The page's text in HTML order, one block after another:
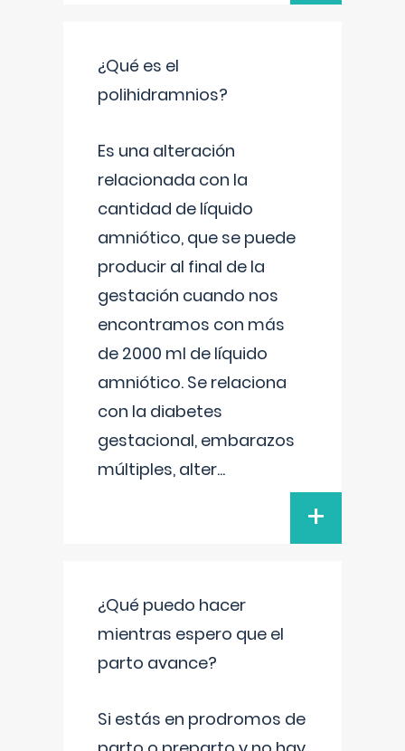
¿Qué es el
polihidramnios?
Es una alteración
relacionada con la
cantidad de líquido
amniótico, que se puede
producir al final de la
gestación cuando nos
encontramos con más
de 2000 ml de líquido
amniótico. Se relaciona
con la diabetes
gestacional, embarazos
múltiples, alter...
+
¿Qué puedo hacer
mientras espero que el
parto avance?
Si estás en prodromos de